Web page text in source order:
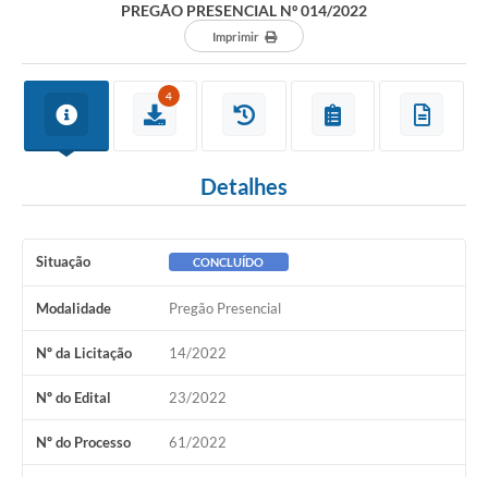
Carta de Serviços
Turismo
Legislação
Agenda
Telefones Úteis
Ouvidoria
Cavernas do Peruaçu
PREGÃO PRESENCIAL Nº 014/2022
Imprimir
4
Detalhes
Situação CONCLUÍDO
Modalidade Pregão Presencial
Nº da Licitação 14/2022
Nº do Edital 23/2022
Nº do Processo 61/2022